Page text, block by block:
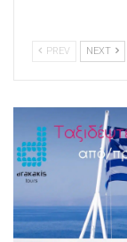
PREV NEXT